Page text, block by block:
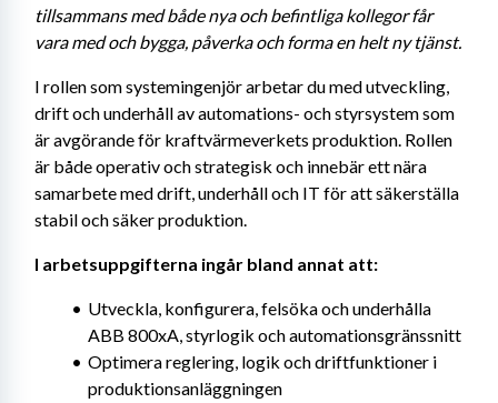
tillsammans med både nya och befintliga kollegor får
vara med och bygga, påverka och forma en helt ny tjänst.
I rollen som systemingenjör arbetar du med utveckling,
drift och underhåll av automations- och styrsystem som
är avgörande för kraftvärmeverkets produktion. Rollen
är både operativ och strategisk och innebär ett nära
samarbete med drift, underhåll och IT för att säkerställa
stabil och säker produktion.
I arbetsuppgifterna ingår bland annat att:
Utveckla, konfigurera, felsöka och underhålla
ABB 800xA, styrlogik och automationsgränssnitt
Optimera reglering, logik och driftfunktioner i
produktionsanläggningen